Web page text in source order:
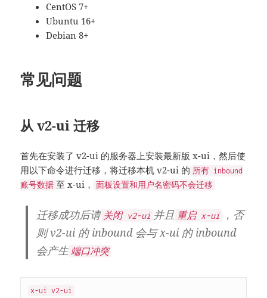
CentOS 7+
Ubuntu 16+
Debian 8+
常见问题
从 v2-ui 迁移
首先在安装了 v2-ui 的服务器上安装最新版 x-ui，然后使
用以下命令进行迁移，将迁移本机 v2-ui 的 所有 inbound
账号数据 至 x-ui， 面板设置和用户名密码不会迁移
迁移成功后请 关闭 v2-ui 并且 重启 x-ui
，否
则 v2-ui 的 inbound 会与 x-ui 的 inbound
会产生 端口冲突
x-ui v2-ui